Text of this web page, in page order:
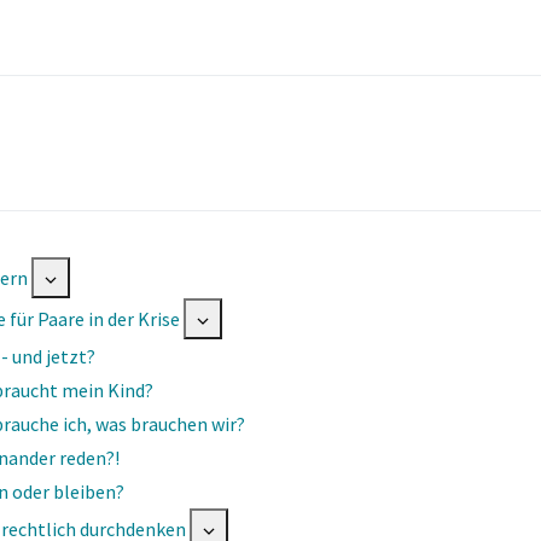
für Paare in der Krise
und jetzt?
mein Kind?
ich, was brauchen wir?
reden?!
oder bleiben?
durchdenken